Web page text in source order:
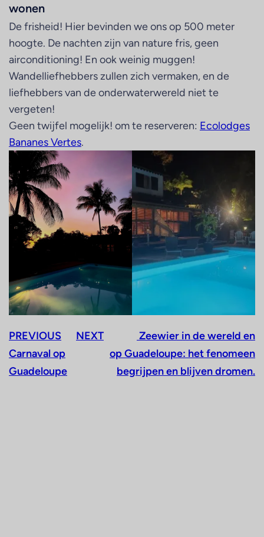
wonen
De frisheid! Hier bevinden we ons op 500 meter
hoogte. De nachten zijn van nature fris, geen
airconditioning! En ook weinig muggen!
Wandelliefhebbers zullen zich vermaken, en de
liefhebbers van de onderwaterwereld niet te
vergeten!
Geen twijfel mogelijk! om te reserveren: Ecolodges
Bananes Vertes.
PREVIOUS
Carnaval op
Guadeloupe
NEXT
Zeewier in de wereld en
op Guadeloupe: het fenomeen
begrijpen en blijven dromen.